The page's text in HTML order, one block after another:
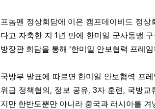
프놈펜 정상회담에 이은 캠프데이비드 정
다고 자축한 지1 년 만에 한미일 군사동맹
방장관 회담을 통해 ‘한미일 안보협력 프레임
국방부 발표에 따르면 한미일 안보협력 프
위급 정책협의 , 정보 공유, 3자 훈련 , 국방교
지만 한반도뿐만 아니라 중국과 러시아를